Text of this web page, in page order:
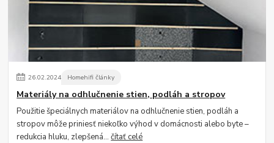
26.02.2024 Homehifi články
Materiály na odhlučnenie stien, podláh a stropov
Použitie špeciálnych materiálov na odhlučnenie stien, podláh a
stropov môže priniesť niekoľko výhod v domácnosti alebo byte –
redukcia hluku, zlepšená...čítať celé